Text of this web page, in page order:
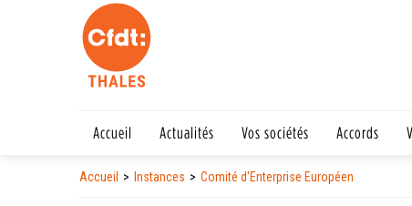
Accueil Actualités Vos sociétés Accords
Accueil Instances Comité d'Enterprise Européen